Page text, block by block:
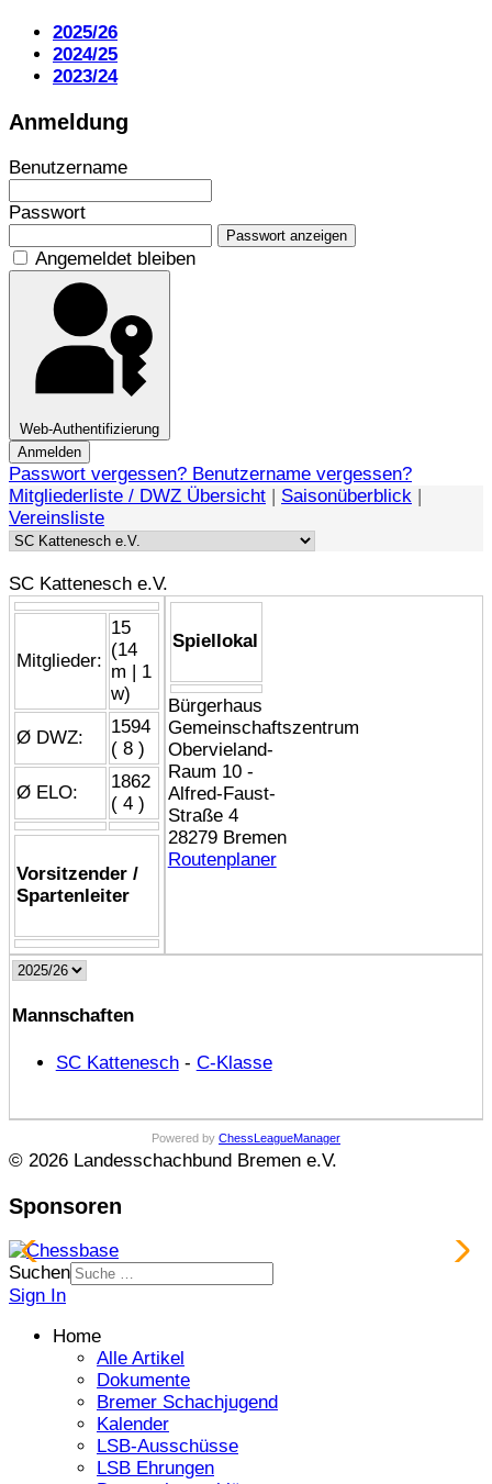
2025/26
2024/25
2023/24
Anmeldung
Benutzername
Passwort
Passwort anzeigen
Angemeldet bleiben
Web-Authentifizierung
Anmelden
Passwort vergessen? Benutzername vergessen?
Mitgliederliste / DWZ Übersicht | Saisonüberblick |
Vereinsliste
SC Kattenesch e.V.
Mitglieder:
15
(14
m | 1
w)
Ø DWZ:
1594
( 8 )
Ø ELO:
1862
( 4 )
Vorsitzender /
Spartenleiter
Spiellokal
Bürgerhaus
Gemeinschaftszentrum
Obervieland-
Raum 10 -
Alfred-Faust-
Straße 4
28279 Bremen
Routenplaner
Mannschaften
SC Kattenesch- C-Klasse
Powered by ChessLeagueManager
© 2026 Landesschachbund Bremen e.V.
Sponsoren
Suchen
Sign In
Home
Alle Artikel
Dokumente
Bremer Schachjugend
Kalender
LSB-Ausschüsse
LSB Ehrungen